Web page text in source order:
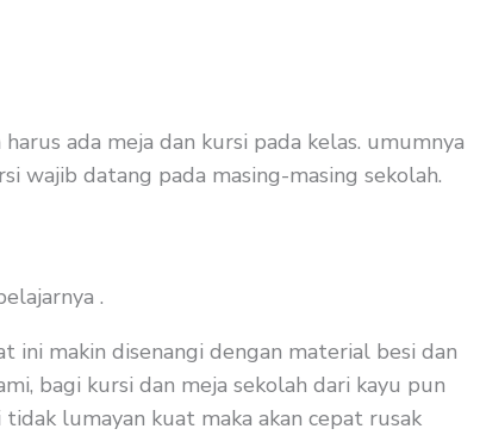
ada meja dan kursi pada kelas. umumnya
wajib datang pada masing-masing sekolah.
.
ini makin disenangi dengan material besi dan
bagi kursi dan meja sekolah dari kayu pun
lumayan kuat maka akan cepat rusak